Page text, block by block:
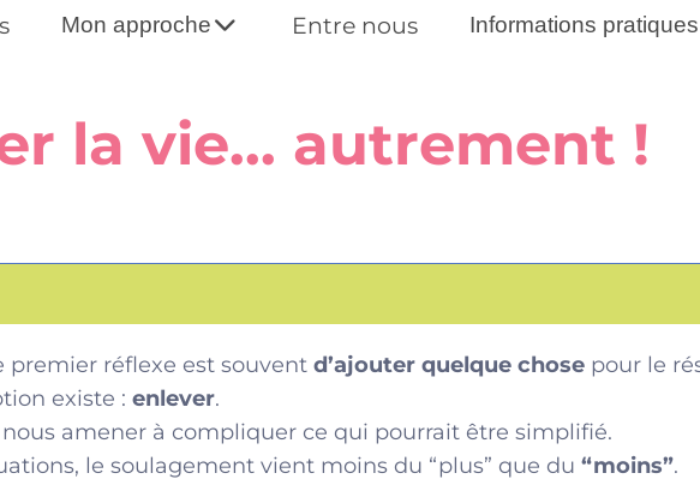
Mon approche Entre nous Informations pratiques
la vie... autrement !
premier réflexe est souvent d’ajouter quelque chose pour le
existe : enlever.
nous amener à compliquer ce qui pourrait être simplifié.
le soulagement vient moins du “plus” que du “moins”.